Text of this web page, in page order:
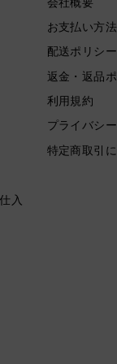
入
会社概要
お支払い方
配送ポリシー
返金・返品
利用規約
プライバシ
特定商取引